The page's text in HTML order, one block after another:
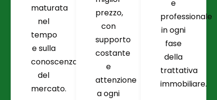
maturata
nel
tempo
e sulla
conoscenza
del
mercato.
prezzo,
con
supporto
costante
e
attenzione
a ogni
e
professionale
in ogni
fase
della
trattativa
immobiliare.